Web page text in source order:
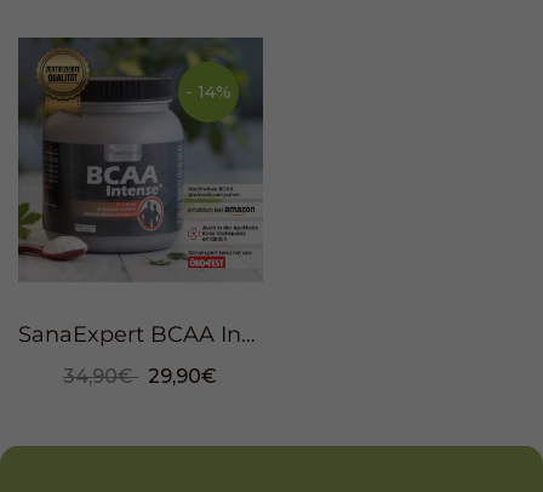
- 14%
SanaExpert BCAA Intense Pulver, 500g
34,90€ 29,90€